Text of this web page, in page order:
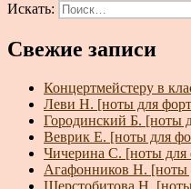
Искать:
Свежие записи
Концертмейстеру в
Леви Н. [ноты для
Городинский Б. [ноты
Веврик Е. [ноты для
Чичерина С. [ноты для
Агафонников Н. [ноты
Шерстобитова Н.